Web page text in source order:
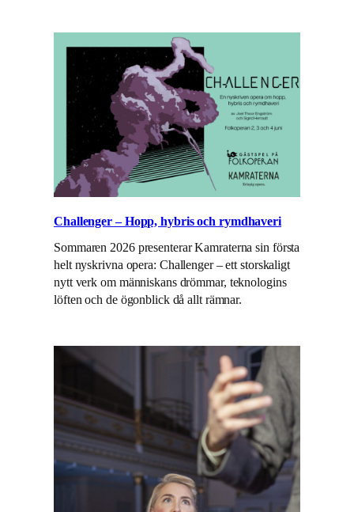
Challenger – Hopp, hybris och rymdhaveri
Sommaren 2026 presenterar Kamraterna sin första
helt nyskrivna opera: Challenger – ett storskaligt
nytt verk om människans drömmar, teknologins
löften och de ögonblick då allt rämnar.